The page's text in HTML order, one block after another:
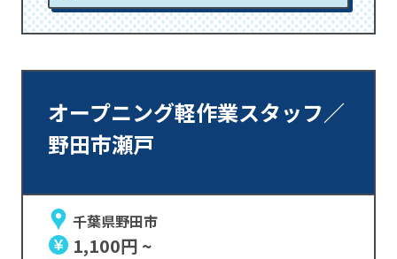
オープニング軽作業スタッフ／
野田市瀬戸
千葉県野田市
1,100円 ~